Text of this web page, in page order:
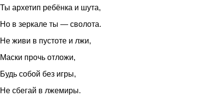
Ты архетип ребёнка и шута,
Но в зеркале ты — сволота.
Не живи в пустоте и лжи,
Маски прочь отложи,
Будь собой без игры,
Не сбегай в лжемиры.